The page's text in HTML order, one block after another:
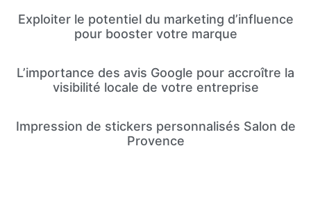
Exploiter le potentiel du marketing d’influence
pour booster votre marque
L’importance des avis Google pour accroître la
visibilité locale de votre entreprise
Impression de stickers personnalisés Salon de
Provence